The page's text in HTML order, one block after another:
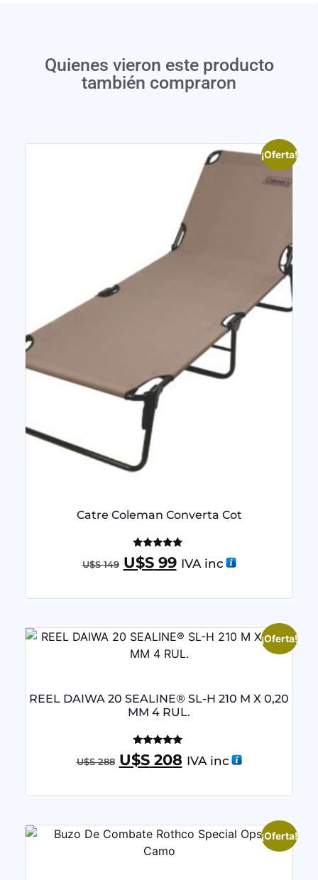
Quienes vieron este producto
también compraron
¡Oferta!
Catre Coleman Converta Cot
Valorado
con
U$S149 U$S99 IVA inc
¡Oferta!
REEL DAIWA 20 SEALINE® SL-H 210 M X 0,20
MM 4 RUL.
Valorado
con
U$S288 U$S208 IVA inc
¡Oferta!